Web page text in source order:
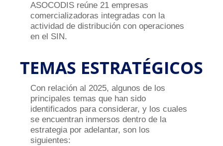
ASOCODIS reúne 21 empresas
comercializadoras integradas con la
actividad de distribución con operaciones
en el SIN.
TEMAS ESTRATÉGICOS
Con relación al 2025, algunos de los
principales temas que han sido
identificados para considerar, y los cuales
se encuentran inmersos dentro de la
estrategia por adelantar, son los
siguientes: